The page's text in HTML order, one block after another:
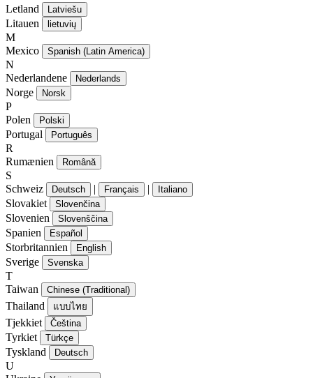
Letland
Latviešu
Litauen lietuvių
M
Mexico
Spanish (Latin America)
N
Nederlandene
Nederlands
Norge Norsk
P
Polen
Polski
Portugal Português
R
Rumænien
Română
S
Schweiz
Deutsch | Français | Italiano
Slovakiet Slovenčina
Slovenien Slovenščina
Spanien Español
Storbritannien English
Sverige Svenska
T
Taiwan
Chinese (Traditional)
Thailand แบบไทย
Tjekkiet Čeština
Tyrkiet Türkçe
Tyskland Deutsch
U